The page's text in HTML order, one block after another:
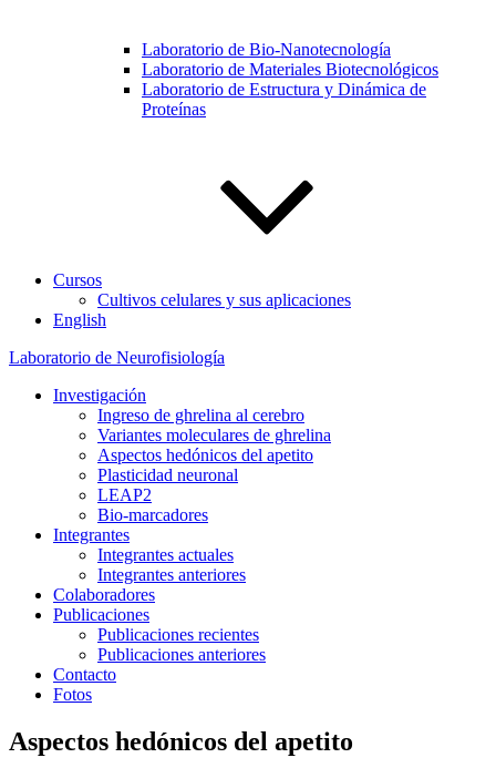
Laboratorio de Bio-Nanotecnología
Laboratorio de Materiales Biotecnológicos
Laboratorio de Estructura y Dinámica de
Proteínas
Cursos
Cultivos celulares y sus aplicaciones
English
Laboratorio de Neurofisiología
Investigación
Ingreso de ghrelina al cerebro
Variantes moleculares de ghrelina
Aspectos hedónicos del apetito
Plasticidad neuronal
LEAP2
Bio-marcadores
Integrantes
Integrantes actuales
Integrantes anteriores
Colaboradores
Publicaciones
Publicaciones recientes
Publicaciones anteriores
Contacto
Fotos
Aspectos hedónicos del apetito